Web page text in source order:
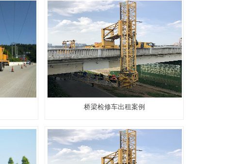
20米桥梁检测车出租…
桥梁检修车出租案例